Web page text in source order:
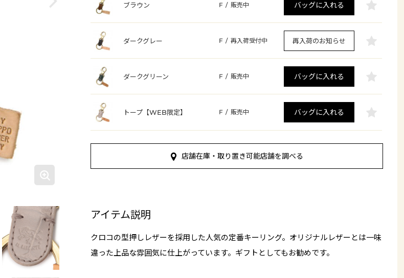
ブラウン F / 販売中 バッグに入れる
ダークグレー F / 再入荷受付中 再入荷のお知らせ
ダークグリーン F / 販売中 バッグに入れる
トープ【WEB限定】 F / 販売中 バッグに入れる
店舗在庫・取り置き可能店舗を調べる
アイテム説明
クロコの型押しレザーを採用した人気の定番キーリング。オリジナルレザーとは一味
違った上品な雰囲気に仕上がっています。ギフトとしてもお勧めです。